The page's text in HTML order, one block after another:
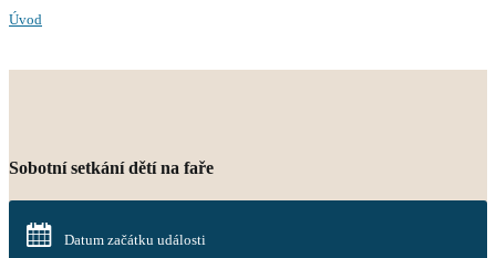
Úvod
Sobotní setkání dětí na faře
Datum začátku události